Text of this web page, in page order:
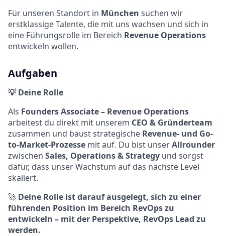
Für unseren Standort in München suchen wir
erstklassige Talente, die mit uns wachsen und sich in
eine Führungsrolle im Bereich Revenue Operations
entwickeln wollen.
Aufgaben
💡 Deine Rolle
Als Founders Associate – Revenue Operations
arbeitest du direkt mit unserem CEO & Gründerteam
zusammen und baust strategische Revenue- und Go-
to-Market-Prozesse mit auf. Du bist unserAllrounder
zwischen Sales, Operations & Strategy und sorgst
dafür, dass unser Wachstum auf das nächste Level
skaliert.
🚀 Deine Rolle ist darauf ausgelegt, sich zu einer
führenden Position im Bereich RevOps zu
entwickeln – mit der Perspektive, RevOps Lead zu
werden.